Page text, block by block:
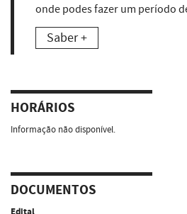
onde podes fazer um período
Saber +
HORÁRIOS
Informação não disponível.
DOCUMENTOS